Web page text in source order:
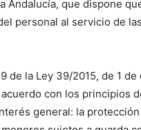
Andalucía, que dispone
personal al servicio de
de la Ley 39/2015, de 1
con los principios
general: la